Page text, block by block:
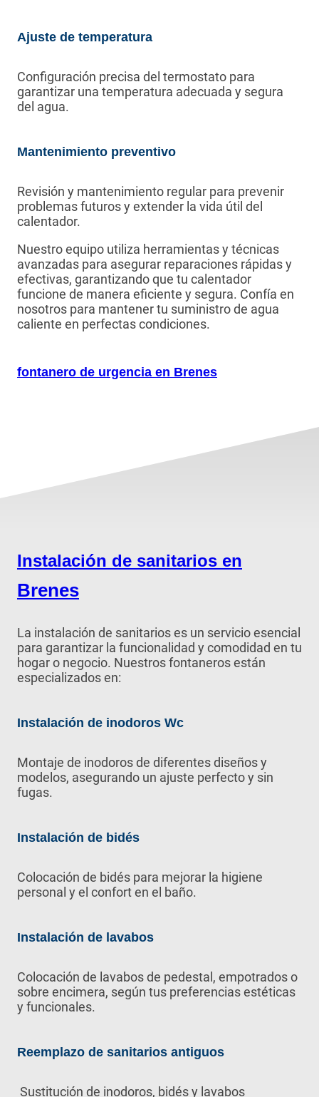
Ajuste de temperatura
Configuración precisa del termostato para
garantizar una temperatura adecuada y segura
del agua.
Mantenimiento preventivo
Revisión y mantenimiento regular para prevenir
problemas futuros y extender la vida útil del
calentador.
Nuestro equipo utiliza herramientas y técnicas
avanzadas para asegurar reparaciones rápidas y
efectivas, garantizando que tu calentador
funcione de manera eficiente y segura. Confía en
nosotros para mantener tu suministro de agua
caliente en perfectas condiciones.
fontanero de urgencia en Brenes
Instalación de sanitarios en
Brenes
La instalación de sanitarios es un servicio esencial
para garantizar la funcionalidad y comodidad en tu
hogar o negocio. Nuestros fontaneros están
especializados en:
Instalación de inodoros Wc
Montaje de inodoros de diferentes diseños y
modelos, asegurando un ajuste perfecto y sin
fugas.
Instalación de bidés
Colocación de bidés para mejorar la higiene
personal y el confort en el baño.
Instalación de lavabos
Colocación de lavabos de pedestal, empotrados o
sobre encimera, según tus preferencias estéticas
y funcionales.
Reemplazo de sanitarios antiguos
Sustitución de inodoros, bidés y lavabos